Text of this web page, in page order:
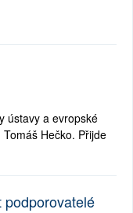
ústavy a evropské
Hečko. Přijde
podporovatelé